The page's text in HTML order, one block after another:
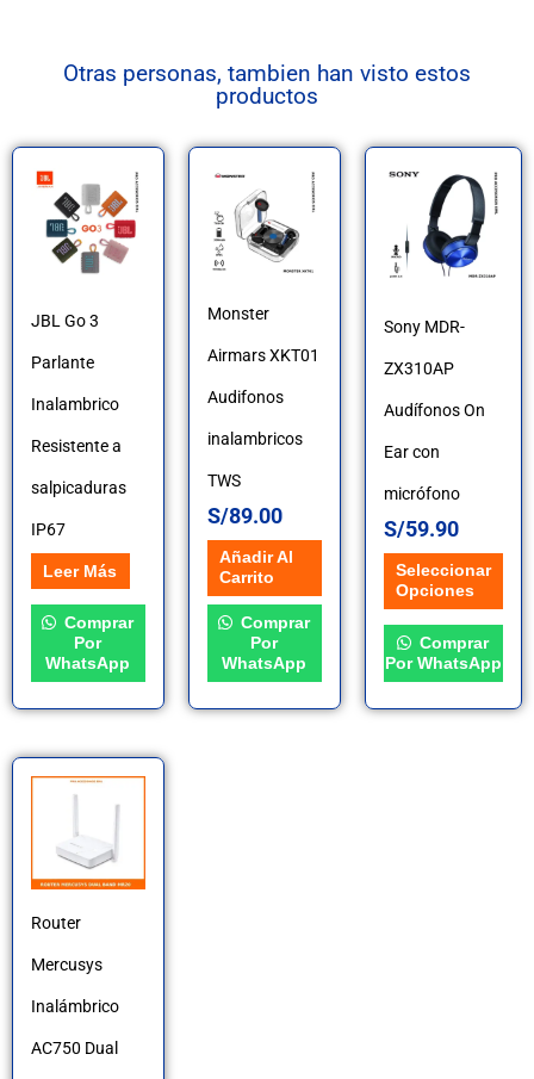
Otras personas, tambien han visto estos
productos
JBL Go 3
Parlante
Inalambrico
Resistente a
salpicaduras
IP67
Leer Más
Comprar
Por
WhatsApp
Monster
Airmars XKT01
Audifonos
inalambricos
TWS
S/89.00
Añadir Al
Carrito
Comprar
Por
WhatsApp
Sony MDR-
ZX310AP
Audífonos On
Ear con
micrófono
S/59.90
Seleccionar
Opciones
Este
producto
tiene
variantes.
Las
opciones
se
pueden
elegir
en
la
página
de
Comprar
Por WhatsApp
Router
Mercusys
Inalámbrico
AC750 Dual